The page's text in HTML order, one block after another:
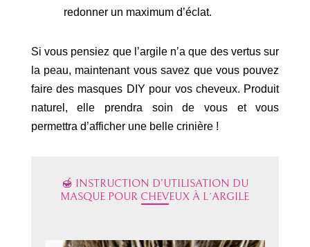
redonner un maximum d’éclat.
Si vous pensiez que l’argile n’a que des vertus sur
la peau, maintenant vous savez que vous pouvez
faire des masques DIY pour vos cheveux. Produit
naturel, elle prendra soin de vous et vous
permettra d’afficher une belle crinière !
🍯 INSTRUCTION D’UTILISATION DU
MASQUE POUR CHEVEUX À L´ARGILE